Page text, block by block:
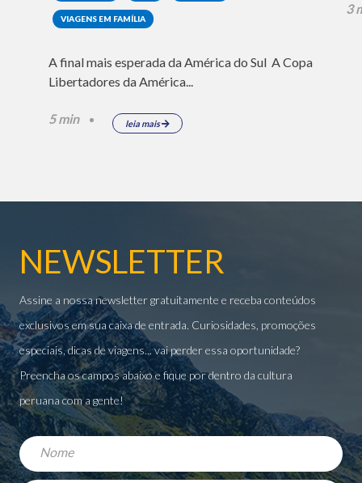
VIAGENS EM FAMÍLIA
A final mais esperada da América do Sul A Copa
Libertadores da América...
5 min leia mais
3
NEWSLETTER
Assine a nossa newsletter gratuitamente e receba conteúdos
exclusivos em sua caixa de entrada. Curiosidades, promoções
especiais, dicas de viagens... vai perder essa oportunidade?
Preencha os campos abaixo e fique por dentro da cultura
peruana com a gente!